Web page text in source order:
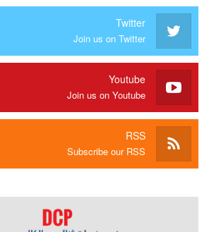
Twitter
Join us on Twitter
Youtube
Join us on Youtube
RSS
Subscribe our RSS